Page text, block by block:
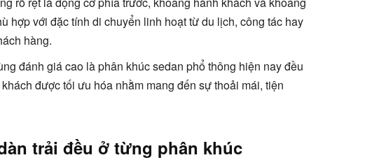
hợp với đặc tính di chuyển linh hoạt từ du lịch, công tác hay
hàng.
đánh giá cao là phân khúc sedan phổ thông hiện nay đều
được tối ưu hóa nhằm mang đến sự thoải mái, tiện
trải đều ở từng phân khúc